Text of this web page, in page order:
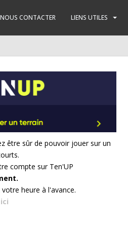
NOUS CONTACTER LIENS UTILES
être sûr de pouvoir jouer sur un
compte sur Ten'UP
votre heure à l'avance.